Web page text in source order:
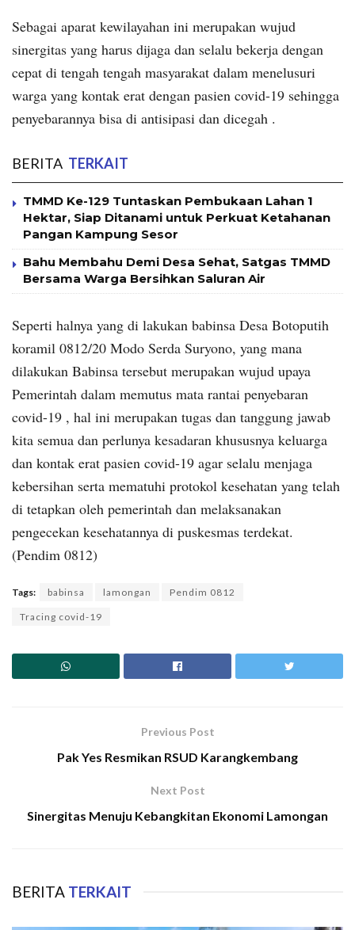
Sebagai aparat kewilayahan ini merupakan wujud
sinergitas yang harus dijaga dan selalu bekerja dengan
cepat di tengah tengah masyarakat dalam menelusuri
warga yang kontak erat dengan pasien covid-19 sehingga
penyebarannya bisa di antisipasi dan dicegah .
BERITA TERKAIT
TMMD Ke-129 Tuntaskan Pembukaan Lahan 1
Hektar, Siap Ditanami untuk Perkuat Ketahanan
Pangan Kampung Sesor
Bahu Membahu Demi Desa Sehat, Satgas TMMD
Bersama Warga Bersihkan Saluran Air
Seperti halnya yang di lakukan babinsa Desa Botoputih
koramil 0812/20 Modo Serda Suryono, yang mana
dilakukan Babinsa tersebut merupakan wujud upaya
Pemerintah dalam memutus mata rantai penyebaran
covid-19 , hal ini merupakan tugas dan tanggung jawab
kita semua dan perlunya kesadaran khususnya keluarga
dan kontak erat pasien covid-19 agar selalu menjaga
kebersihan serta mematuhi protokol kesehatan yang telah
di tetapkan oleh pemerintah dan melaksanakan
pengecekan kesehatannya di puskesmas terdekat.
(Pendim 0812)
Tags: babinsa lamongan Pendim 0812
Tracing covid-19
Previous Post
Pak Yes Resmikan RSUD Karangkembang
Next Post
Sinergitas Menuju Kebangkitan Ekonomi Lamongan
BERITA TERKAIT